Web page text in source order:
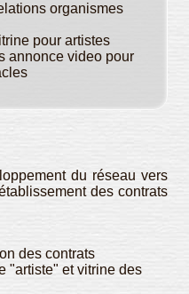
organismes
pour artistes
annonce video pour
du réseau vers
des contrats
des contrats
"artiste" et vitrine des